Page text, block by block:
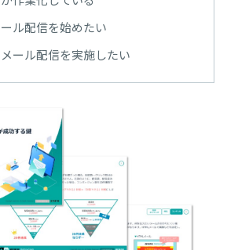
ル配信を始めたい
ール配信を実施したい